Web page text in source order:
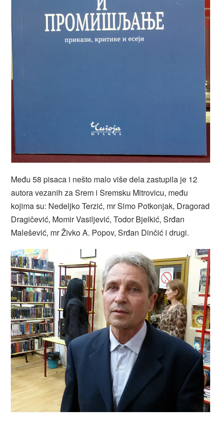
Među 58 pisaca i nešto malo više dela zastupila je 12
autora vezanih za Srem i Sremsku Mitrovicu, među
kojima su: Nedeljko Terzić, mr Simo Potkonjak, Dragorad
Dragičević, Momir Vasiljević, Todor Bjelkić, Srđan
Malešević, mr Živko A. Popov, Srđan Dinčić i drugi.